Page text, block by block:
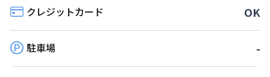
クレジットカード OK
駐車場 -